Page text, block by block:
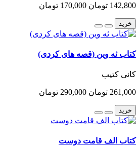
142,800 تومان 170,000 تومان
خرید
کتاب ئه وین (قصه های کردی)
کانی کتیب
261,000 تومان 290,000 تومان
خرید
کتاب الف قامت دوست